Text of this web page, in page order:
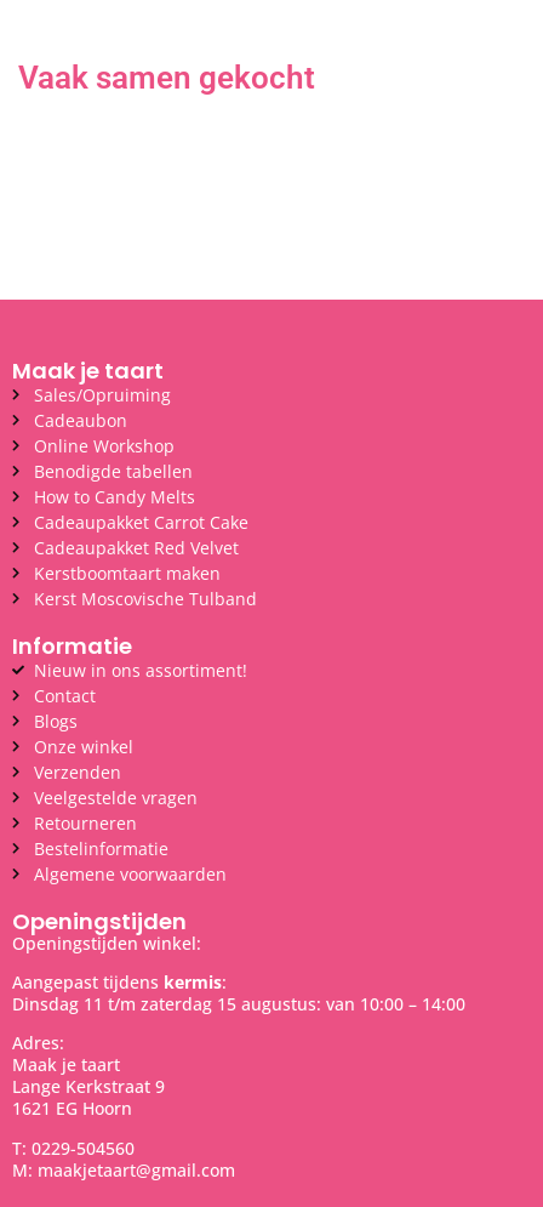
Vaak samen gekocht
Maak je taart
Sales/Opruiming
Cadeaubon
Online Workshop
Benodigde tabellen
How to Candy Melts
Cadeaupakket Carrot Cake
Cadeaupakket Red Velvet
Kerstboomtaart maken
Kerst Moscovische Tulband
Informatie
Nieuw in ons assortiment!
Contact
Blogs
Onze winkel
Verzenden
Veelgestelde vragen
Retourneren
Bestelinformatie
Algemene voorwaarden
Openingstijden
Openingstijden winkel:
Aangepast tijdens kermis:
Dinsdag 11 t/m zaterdag 15 augustus: van 10:00 – 14:00
Adres:
Maak je taart
Lange Kerkstraat 9
1621 EG Hoorn
T: 0229-504560
M: maakjetaart@gmail.com